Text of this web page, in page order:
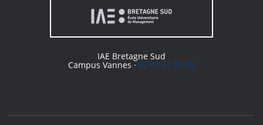
IAE Bretagne Sud
Campus Vannes ·02 97 01 26 05